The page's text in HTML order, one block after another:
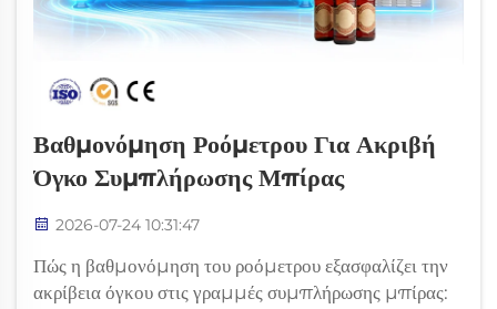
Βαθμονόμηση Ροόμετρου Για Ακριβή
Όγκο Συμπλήρωσης Μπίρας
2026-07-24 10:31:47
Πώς η βαθμονόμηση του ροόμετρου εξασφαλίζει την
ακρίβεια όγκου στις γραμμές συμπλήρωσης μπίρας: